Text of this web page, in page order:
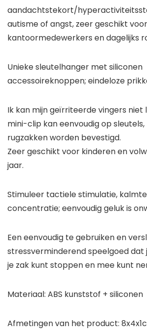
aandachtstekort/
autisme of angst, zeer geschikt
kantoormedewerkers en dagelijks
Unieke sleutelhanger met siliconen
accessoireknoppen; eindeloze
Ik kan mijn geïrriteerde vingers niet
mini-clip kan eenvoudig op
rugzakken worden bevestigd.
Zeer geschikt voor kinderen en
jaar.
Stimuleer tactiele stimulatie,
concentratie; eenvoudig geluk is
Een eenvoudig te gebruiken en
stressverminderend speelgoed dat
je zak kunt stoppen en mee kunt
Materiaal: ABS kunststof + siliconen
Afmetingen van het product: